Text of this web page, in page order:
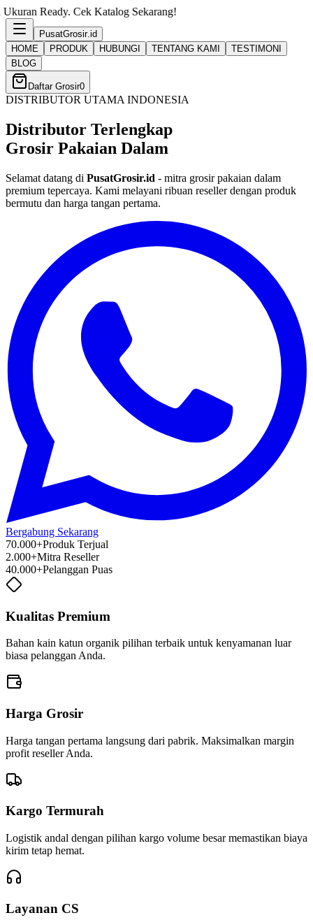
Katalog Sekarang!
PusatGrosir.id
HOME
PRODUK HUBUNGI TENTANG KAMI
TESTIMONI
BLOG
Daftar Grosir0
DISTRIBUTOR UTAMA INDONESIA
Distributor Terlengkap
Grosir Pakaian Dalam
Selamat datang di PusatGrosir.id - mitra grosir pakaian dalam
premium tepercaya. Kami melayani ribuan reseller dengan produk
bermutu dan harga tangan pertama.
Bergabung Sekarang
70.000+Produk Terjual
2.000+Mitra Reseller
40.000+Pelanggan Puas
Kualitas Premium
Bahan kain katun organik pilihan terbaik untuk kenyamanan luar
biasa pelanggan Anda.
Harga Grosir
Harga tangan pertama langsung dari pabrik. Maksimalkan margin
profit reseller Anda.
Kargo Termurah
Logistik andal dengan pilihan kargo volume besar memastikan biaya
kirim tetap hemat.
Layanan CS